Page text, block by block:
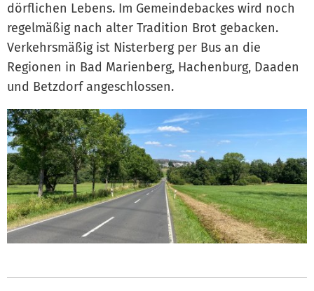
dörflichen Lebens. Im Gemeindebackes wird noch
regelmäßig nach alter Tradition Brot gebacken.
Verkehrsmäßig ist Nisterberg per Bus an die
Regionen in Bad Marienberg, Hachenburg, Daaden
und Betzdorf angeschlossen.